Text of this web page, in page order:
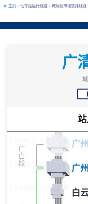
主页 动车组运行线路 城际及市域铁路线路
广
广
白
段
广州
广
白